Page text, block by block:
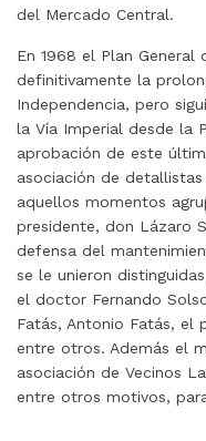
del Mercado Central.
En 1968 el Plan
definitivamente la
Independencia, pero
la Vía Imperial desde la
aprobación de este
asociación de
aquellos momentos
presidente, don Lázaro
defensa del
se le unieron
el doctor Fernando
Fatás, Antonio Fatás, el
entre otros. Además el
asociación de Vecinos
entre otros motivos,